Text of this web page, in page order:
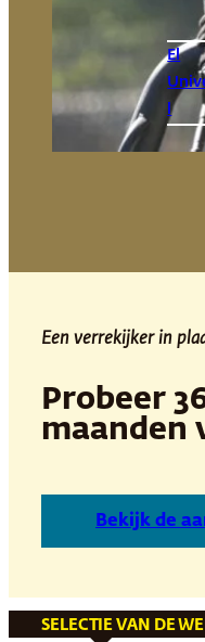
El
l
Een verrekijker in
Probeer
maanden
Bekijk de
SELECTIE VAN DE